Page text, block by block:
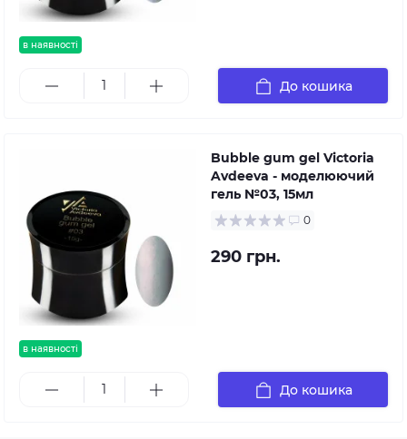
в наявності
До кошика
в наявності
Bubble gum gel Victoria
Avdeeva - моделюючий
гель №03, 15мл
0
290 грн.
До кошика